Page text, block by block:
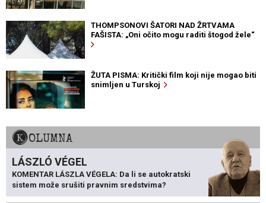
THOMPSONOVI ŠATORI NAD ŽRTVAMA
FAŠISTA: „Oni očito mogu raditi štogod žele“
ŽUTA PISMA: Kritički film koji nije mogao biti
snimljen u Turskoj
KOLUMNA
LÁSZLÓ VÉGEL
KOMENTAR LÁSZLA VÉGELA: Da li se autokratski
sistem može srušiti pravnim sredstvima?